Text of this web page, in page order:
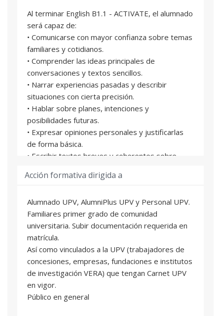
Al terminar English B1.1 - ACTIVATE, el alumnado
será capaz de:
• Comunicarse con mayor confianza sobre temas
familiares y cotidianos.
• Comprender las ideas principales de
conversaciones y textos sencillos.
• Narrar experiencias pasadas y describir
situaciones con cierta precisión.
• Hablar sobre planes, intenciones y
posibilidades futuras.
• Expresar opiniones personales y justificarlas
de forma básica.
• Escribir textos breves y coherentes sobre
• Participar de manera activa en conversaciones
• Continuar con la segunda parte del nivel B1 con
una base comunicativa más sólida.
El objetivo principal es que el alumnado
consolide las bases del nivel B1 y gane
seguridad para desenvolverse en inglés en
contextos personales, sociales, académicos y
profesionales sencillos.
Acción formativa dirigida a
Alumnado UPV, AlumniPlus UPV y Personal UPV.
Familiares primer grado de comunidad
universitaria. Subir documentación requerida en
matrícula.
Así como vinculados a la UPV (trabajadores de
concesiones, empresas, fundaciones e institutos
de investigación VERA) que tengan Carnet UPV
en vigor.
Público en general